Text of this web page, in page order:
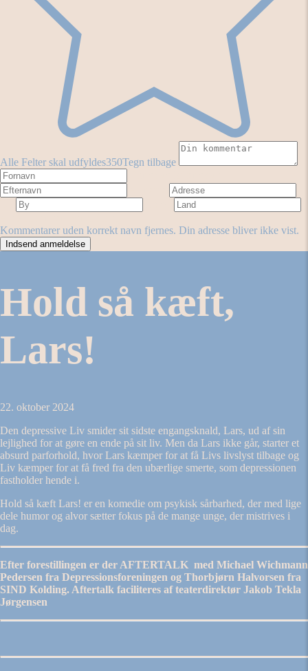
Alle Felter skal udfyldes350Tegn tilbage
Kommentarer uden korrekt navn fjernes. Din adresse bliver ikke vist.
Hold så kæft,
Lars!
22. oktober 2024
Den depressive Liv smider sit sidste engangsknald, Lars, ud af sin
lejlighed for at gøre en ende på sit liv. Men da Lars ikke går, starter et
absurd parforhold, hvor Lars kæmper for at få Livs livslyst tilbage og
Liv kæmper for at få fred fra den ubærlige smerte, som depressionen
fastholder hende i.
Hold så kæft Lars! er en komedie om psykisk sårbarhed, der med lige
dele humor og alvor sætter fokus på de mange unge, der mistrives i
dag.
Efter forestillingen er der AFTERTALK med Michael Wichmann
Pedersen fra Depressionsforeningen og Thorbjørn Halvorsen fra
SIND Kolding. Aftertalk faciliteres af teaterdirektør Jakob Tekla
Jørgensen